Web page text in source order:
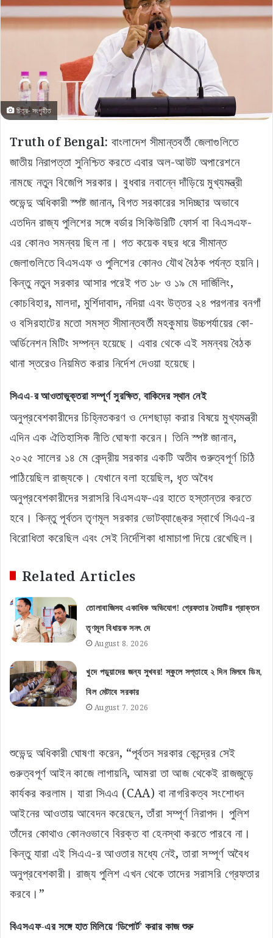
চিত্র- সংগৃহীত
Truth of Bengal: বাংলাদেশ সীমান্তবর্তী জেলাগুলিতে
জাতীয় নিরাপত্তা সুনিশ্চিত করতে এবার অল-আউট অপারেশনে
নামছে নতুন বিজেপি সরকার। বুধবার নবান্নে দাঁড়িয়ে মুখ্যমন্ত্রী
শুভেন্দু অধিকারী স্পষ্ট জানান, বিগত সরকারের সদিচ্ছার অভাবে
এতদিন রাজ্য পুলিশের সঙ্গে বর্ডার সিকিউরিটি ফোর্স বা বিএসএফ-
এর কোনও সমন্বয় ছিল না। গত কয়েক বছর ধরে সীমান্ত
জেলাগুলিতে বিএসএফ ও পুলিশের কোনও যৌথ বৈঠক পর্যন্ত হয়নি।
কিন্তু নতুন সরকার আসার পরেই গত ১৮ ও ১৯ মে দার্জিলিং,
কোচবিহার, মালদা, মুর্শিদাবাদ, নদিয়া এবং উত্তর ২৪ পরগনার বনগাঁ
ও বসিরহাটের মতো সমস্ত সীমান্তবর্তী মহকুমায় উচ্চপর্যায়ের কো-
অর্ডিনেশন মিটিং সম্পন্ন হয়েছে। এবার থেকে এই সমন্বয় বৈঠক
থানা স্তরেও নিয়মিত করার নির্দেশ দেওয়া হয়েছে।
সিএএ-র আওতাভুক্তরা সম্পূর্ণ সুরক্ষিত, বাকিদের স্থান নেই
অনুপ্রবেশকারীদের চিহ্নিতকরণ ও দেশছাড়া করার বিষয়ে মুখ্যমন্ত্রী
এদিন এক ঐতিহাসিক নীতি ঘোষণা করেন। তিনি স্পষ্ট জানান,
২০২৫ সালের ১৪ মে কেন্দ্রীয় সরকার একটি অতীব গুরুত্বপূর্ণ চিঠি
পাঠিয়েছিল রাজ্যকে। যেখানে বলা হয়েছিল, ধৃত অবৈধ
অনুপ্রবেশকারীদের সরাসরি বিএসএফ-এর হাতে হস্তান্তর করতে
হবে। কিন্তু পূর্বতন তৃণমূল সরকার ভোটব্যাঙ্কের স্বার্থে সিএএ-র
বিরোধিতা করেছিল এবং সেই নির্দেশিকা ধামাচাপা দিয়ে রেখেছিল।
Related Articles
তোলাবাজিসহ একাধিক অভিযোগ! গ্রেফতার নৈহাটির প্রাক্তন
তৃণমূল বিধায়ক সনৎ দে
August 8, 2026
খুদে পড়ুয়াদের জন্য সুখবর! স্কুলে সপ্তাহে ২ দিন মিলবে ডিম,
বিল মেটাবে সরকার
August 7, 2026
শুভেন্দু অধিকারী ঘোষণা করেন, “পূর্বতন সরকার কেন্দ্রের সেই
গুরুত্বপূর্ণ আইন কাজে লাগায়নি, আমরা তা আজ থেকেই রাজজুড়ে
কার্যকর করলাম। যারা সিএএ (CAA) বা নাগরিকত্ব সংশোধন
আইনের আওতায় আবেদন করেছেন, তাঁরা সম্পূর্ণ নিরাপদ। পুলিশ
তাঁদের কোথাও কোনওভাবে বিরক্ত বা হেনস্থা করতে পারবে না।
কিন্তু যারা এই সিএএ-র আওতার মধ্যে নেই, তারা সম্পূর্ণ অবৈধ
অনুপ্রবেশকারী। রাজ্য পুলিশ এখন থেকে তাদের সরাসরি গ্রেফতার
করবে।”
বিএসএফ-এর সঙ্গে হাত মিলিয়ে ‘ডিপোর্ট’ করার কাজ শুরু